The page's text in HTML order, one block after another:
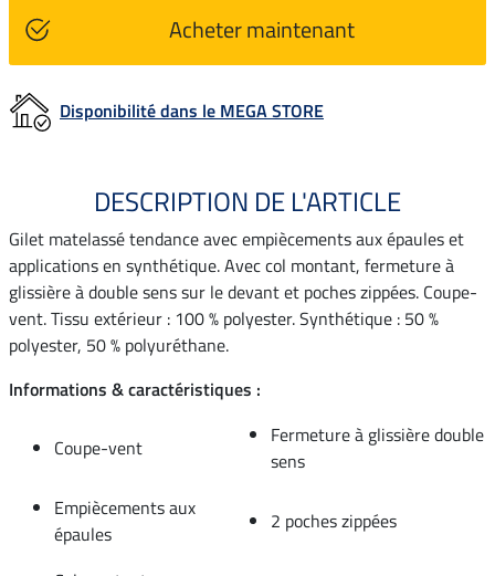
Acheter maintenant
Disponibilité dans le MEGA STORE
DESCRIPTION DE L'ARTICLE
Gilet matelassé tendance avec empiècements aux épaules et
applications en synthétique. Avec col montant, fermeture à
glissière à double sens sur le devant et poches zippées. Coupe-
vent. Tissu extérieur : 100 % polyester. Synthétique : 50 %
polyester, 50 % polyuréthane.
Informations & caractéristiques :
Coupe-vent
Fermeture à glissière double
sens
Empiècements aux
épaules
2 poches zippées